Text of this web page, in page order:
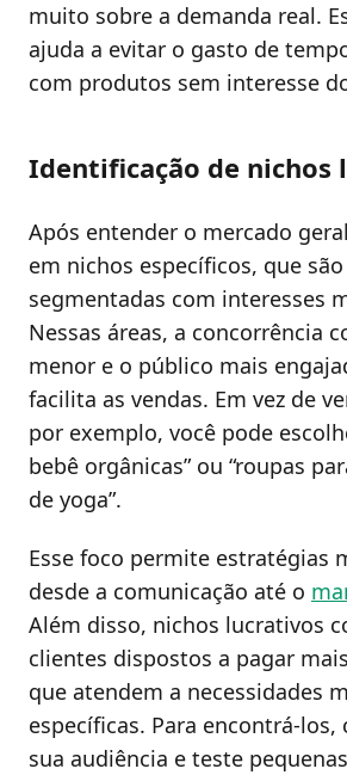
muito sobre a demanda real.
ajuda a evitar o gasto de
com produtos sem interesse
Identificação de nichos
Após entender o mercado
em nichos específicos, que
segmentadas com interesses
Nessas áreas, a concorrência
menor e o público mais
facilita as vendas. Em vez de
por exemplo, você pode
bebê orgânicas” ou “roupas
de yoga”.
Esse foco permite estratégias
desde a comunicação até o
Além disso, nichos lucrativos
clientes dispostos a pagar
que atendem a necessidades
específicas. Para encontrá-los,
sua audiência e teste